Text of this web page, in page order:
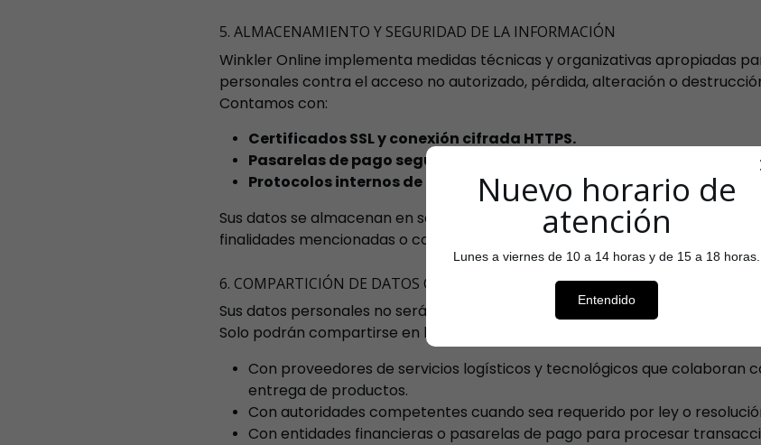
5. ALMACENAMIENTO Y SEGURIDAD DE LA INFORMACIÓN
Winkler Online implementa medidas técnicas y organizativas apropiadas
personales contra el acceso no autorizado, pérdida, alteración o
Contamos con:
Certificados SSL y conexión cifrada HTTPS.
Pasarelas de pago seguras
Protocolos internos de confidencialidad y acceso restringido a la
Sus datos se almacenan en servidores seguros y únicamente por el
finalidades mencionadas o con las obligaciones legales correspondientes.
6. COMPARTICIÓN DE DATOS CON TERCEROS
Sus datos personales no serán vendidos, cedidos ni arrendados a terceros.
Solo podrán compartirse en los siguientes casos:
Con proveedores de servicios logísticos y tecnológicos que colaboran
entrega de productos.
Con autoridades competentes cuando sea requerido por ley o
Con entidades financieras o pasarelas de pago para procesar
Nuevo horario de
atención
Lunes a viernes de 10 a 14 horas y de 15 a 18 horas.
Entendido